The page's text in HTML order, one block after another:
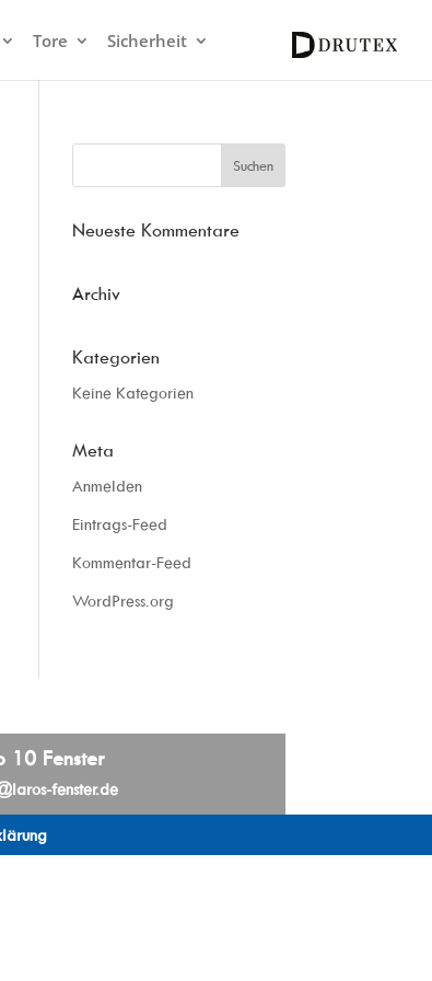
Tore Sicherheit
Neueste Kommentare
Archiv
Kategorien
Keine Kategorien
Meta
Anmelden
Eintrags-Feed
Kommentar-Feed
WordPress.org
10 Fenster
fenster.de